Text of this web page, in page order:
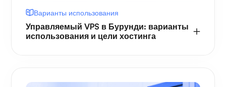
Варианты использования
Управляемый VPS в Бурунди: варианты
использования и цели хостинга